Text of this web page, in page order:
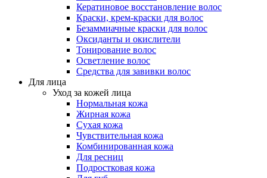
Кератиновое восстановление волос
Краски, крем-краски для волос
Безаммиачные краски для волос
Оксиданты и окислители
Тонирование волос
Осветление волос
Средства для завивки волос
Для лица
Уход за кожей лица
Нормальная кожа
Жирная кожа
Сухая кожа
Чувствительная кожа
Комбинированная кожа
Для ресниц
Подростковая кожа